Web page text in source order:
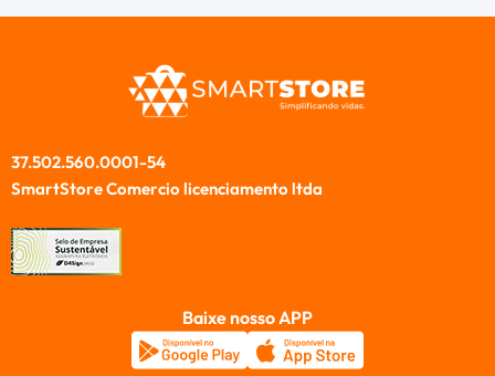
37.502.560.0001-54
SmartStore Comercio licenciamento ltda
Baixe nosso APP